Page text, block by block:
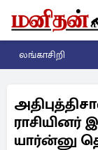
லங்காசிறி
ராசியினர்
யார்ன்னு